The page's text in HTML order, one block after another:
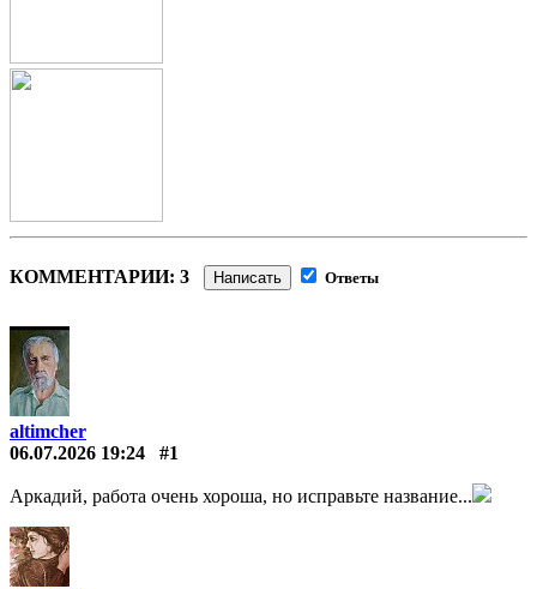
КОММЕНТАРИИ: 3 Написать Ответы
altimcher
06.07.2026 19:24
#1
Аркадий, работа очень хороша, но исправьте название...